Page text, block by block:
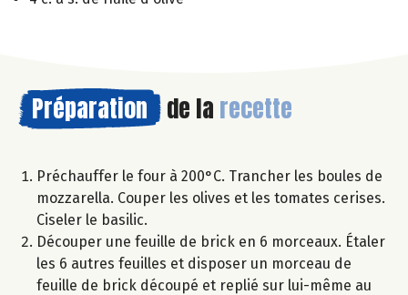
Préparation de la recette
Préchauffer le four à 200°C. Trancher les boules de
mozzarella. Couper les olives et les tomates cerises.
Ciseler le basilic.
Découper une feuille de brick en 6 morceaux. Étaler
les 6 autres feuilles et disposer un morceau de
feuille de brick découpé et replié sur lui-même au